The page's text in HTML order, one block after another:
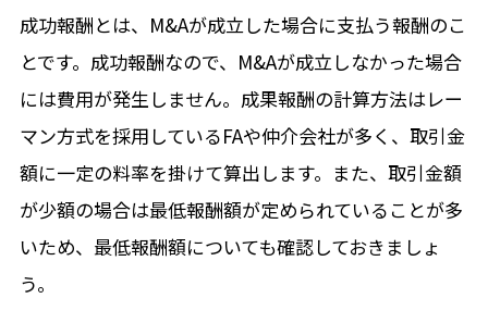
成功報酬とは、M&Aが成立した場合に支払う報酬のこ
とです。成功報酬なので、M&Aが成立しなかった場合
には費用が発生しません。成果報酬の計算方法はレー
マン方式を採用しているFAや仲介会社が多く、取引金
額に一定の料率を掛けて算出します。また、取引金額
が少額の場合は最低報酬額が定められていることが多
いため、最低報酬額についても確認しておきましょ
う。